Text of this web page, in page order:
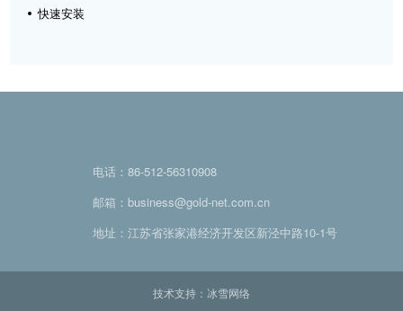
快速安装
电话：86-512-56310908
邮箱：business@gold-net.com.cn
地址：江苏省张家港经济开发区新泾中路10-1号
技术支持：冰雪网络